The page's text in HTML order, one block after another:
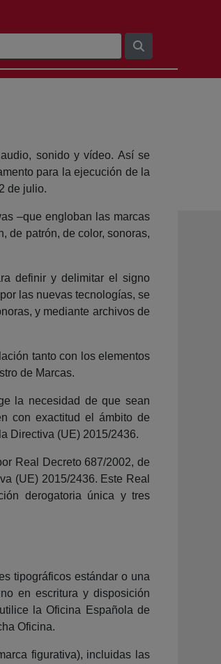
sonido y vídeo. Así se
para la ejecución de la
de julio.
–que engloban las marcas
de patrón, de color, sonoras,
definir y delimitar el signo
las nuevas tecnologías, se
y mediante archivos de
tanto con los elementos
de Marcas.
la necesidad de que sean
con exactitud el ámbito de
Directiva (UE) 2015/2436.
Real Decreto 687/2002, de
(UE) 2015/2436. Este Real
derogatoria única y tres
tipográficos estándar o una
en escritura y disposición
la Oficina Española de
Oficina.
figurativa), incluidas las